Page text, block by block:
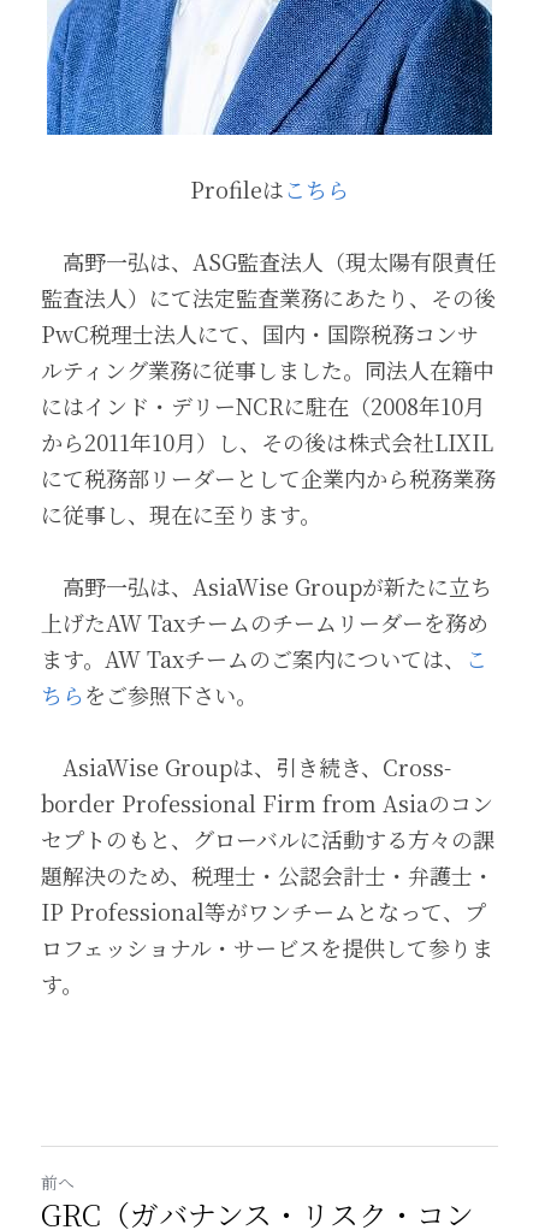
Profileはこちら
高野一弘は、ASG監査法人（現太陽有限責任
監査法人）にて法定監査業務にあたり、その後
PwC税理士法人にて、国内・国際税務コンサ
ルティング業務に従事しました。同法人在籍中
にはインド・デリーNCRに駐在（2008年10月
から2011年10月）し、その後は株式会社LIXIL
にて税務部リーダーとして企業内から税務業務
に従事し、現在に至ります。
高野一弘は、AsiaWise Groupが新たに立ち
上げたAW Taxチームのチームリーダーを務め
ます。AW Taxチームのご案内については、
こ
ちらをご参照下さい。
AsiaWise Groupは、引き続き、Cross-
border Professional Firm from Asiaのコン
セプトのもと、グローバルに活動する方々の課
題解決のため、税理士・公認会計士・弁護士・
IP Professional等がワンチームとなって、プ
ロフェッショナル・サービスを提供して参りま
す。
前へ
GRC（ガバナンス・リスク・コン